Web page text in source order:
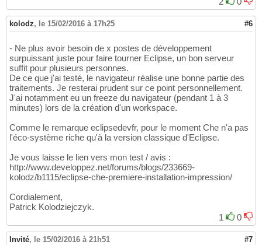
kolodz, le 15/02/2016 à 17h25 #6
- Ne plus avoir besoin de x postes de développement
surpuissant juste pour faire tourner Eclipse, un bon serveur
suffit pour plusieurs personnes.
De ce que j'ai testé, le navigateur réalise une bonne partie des
traitements. Je resterai prudent sur ce point personnellement.
J'ai notamment eu un freeze du navigateur (pendant 1 à 3
minutes) lors de la création d'un workspace.
Comme le remarque eclipsedevfr, pour le moment Che n'a pas
l'éco-système riche qu'à la version classique d'Eclipse.
Je vous laisse le lien vers mon test / avis :
http://www.developpez.net/forums/blogs/233669-
kolodz/b1115/eclipse-che-premiere-installation-impression/
Cordialement,
Patrick Kolodziejczyk.
1
0
Invité, le 15/02/2016 à 21h51 #7